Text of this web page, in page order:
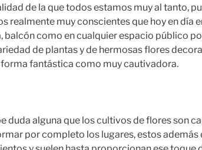
de la que todos estamos muy al tanto,
realmente muy conscientes que hoy en día
balcón como en cualquier espacio público
de plantas y de hermosas flores
forma fantástica como muy cautivadora.
duda alguna que los cultivos de flores son
por completo los lugares, estos además